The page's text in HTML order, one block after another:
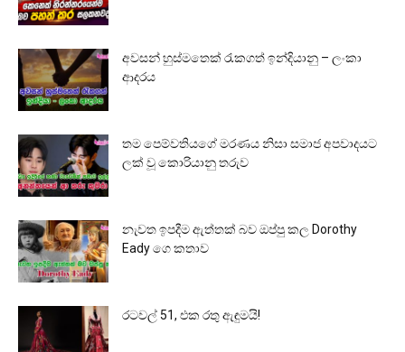
අවසන් හුස්මතෙක් රැකගත් ඉන්දියානු – ලංකා
ආදරය
තම පෙම්වතියගේ මරණය නිසා සමාජ අපවාදයට
ලක් වූ කොරියානු තරුව
නැවත ඉපදීම ඇත්තක් බව ඔප්පු කල Dorothy
Eady ගෙ කතාව
රටවල් 51, එක රතු ඇඳුමයි!